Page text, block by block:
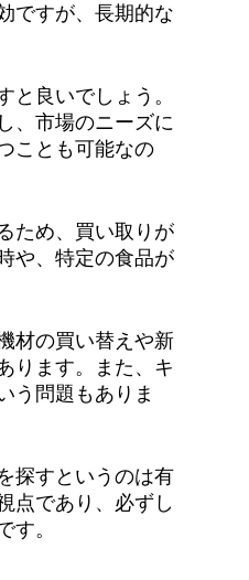
ですが、長期的な
良いでしょう。
、市場のニーズに
ことも可能なの
ため、買い取りが
や、特定の食品が
材の買い替えや新
ります。また、キ
う問題もありま
探すというのは有
点であり、必ずし
す。